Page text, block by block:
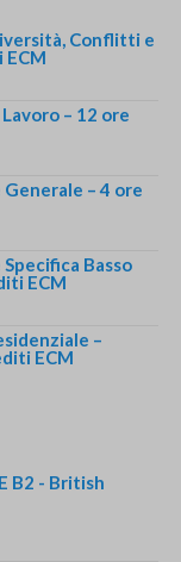
Conflitti e
ECM
– 12 ore
– 4 ore
Basso
ECM
–
ECM
B2 - British